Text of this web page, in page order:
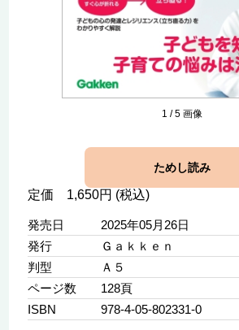
1 /5画像
ためし読み
定価 1,650円 (税込)
発売日
2025年05月26日
発行
Ｇａｋｋｅｎ
判型
Ａ５
ページ数
128頁
ISBN
978-4-05-802331-0